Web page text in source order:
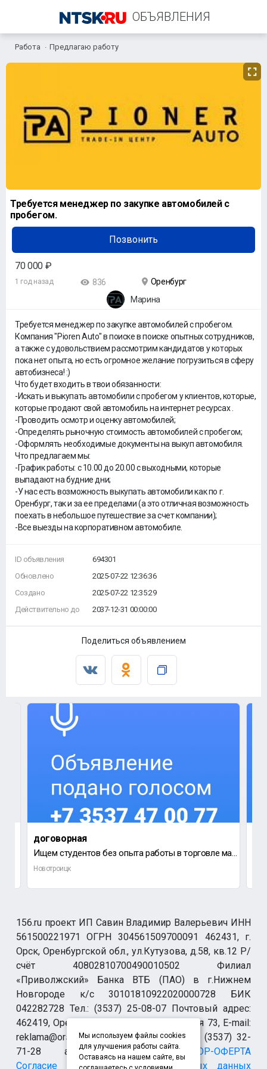
ОБЪЯВЛЕНИЯ
Работа Предлагаю работу
Требуется менеджер по закупке автомобилей с
пробегом.
Позвонить
70 000 ₽
1 год назад 836
Оренбург
Марина
Требуется менеджер по закупке автомобилей с пробегом.
Компания "Pioren Auto" в поиске в поиске опытных сотрудников,
а также с удовольствием рассмотрим кандидатов у которых
пока нет опыта, но есть огромное желание погрузиться в сферу
автобизнеса! :)
Что будет входить в твои обязанности:
-Искать и выкупать автомобили с пробегом у клиентов, которые,
которые продают свой автомобиль на интернет ресурсах .
-Проводить осмотр и оценку автомобилей;
-Определять рыночную стоимость автомобилей с пробегом;
-Оформлять необходимые документы на выкуп автомобиля.
Что предлагаем мы:
-График работы: с 10.00 до 20.00 с выходными, которые
выпадают на будние дни;
-У нас есть возможность выкупать автомобили как по г.
Оренбург, так и за ее пределами (а это отличная возможность
поехать в небольшое путешествие за счет компании);
-Все выезды на корпоративном автомобиле.
ID объявления
Обновлено
Создано
Действительно до
694301
2025-07-22 12:36:36
2025-07-22 12:35:29
2037-12-31 00:00:00
Поделиться объявлением
договорная
Ищем студентов без опыта работы в торговле магазин Красное Белое по ул.
Новотроицк
156.ru проект ИП Савин Владимир Валерьевич ИНН
561500221971 ОГРН 304561509700091 462431, г.
Орск, Оренбургской обл., ул.Кутузова, д.58, кв.12 Р/
счёт 40802810700490010502 Филиал
«Приволжский» Банка ВТБ (ПАО) в г.Нижнем
Новгороде к/с 30101810922020000728 БИК
042282728 Тел.: (3537) 25-08-07 Почтовый адрес:
462419, Оренбургская обл., г. Орск-19 а/я 73, E-mail:
reklama@orsk.ru ТЕЛЕФОН МОДЕРАЦИИ (3537) 32-
71-28 allsupport@orsk.ruДОГОВОР-ОФЕРТА
Согласие на обработку персональных данных
Мы используем файлы cookies
для улучшения работы сайта.
Оставаясь на нашем сайте, вы